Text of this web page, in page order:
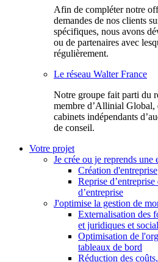
Afin de compléter notre
demandes de nos clients
spécifiques, nous avons
ou de partenaires avec
régulièrement.
Le réseau Walter France
Notr​e groupe fait parti du
membre d’Allinial Global,
cabinets indépendants
de conseil.
Votre projet
Je crée ou je reprends une
Création d'entreprise
Reprise
d’entreprise
J'optimise la gestion de
Externalisation des
et juridiques et
Optimisation de
tableaux de bord
Réduction des